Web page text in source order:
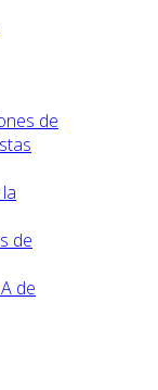
de
de
de